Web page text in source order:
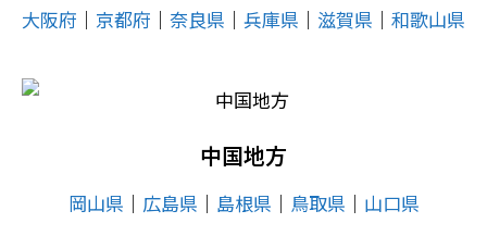
大阪府 │ 京都府 │ 奈良県 │ 兵庫県 │ 滋賀県 │ 和歌山県
中国地方
岡山県 │ 広島県 │ 島根県 │ 鳥取県 │ 山口県